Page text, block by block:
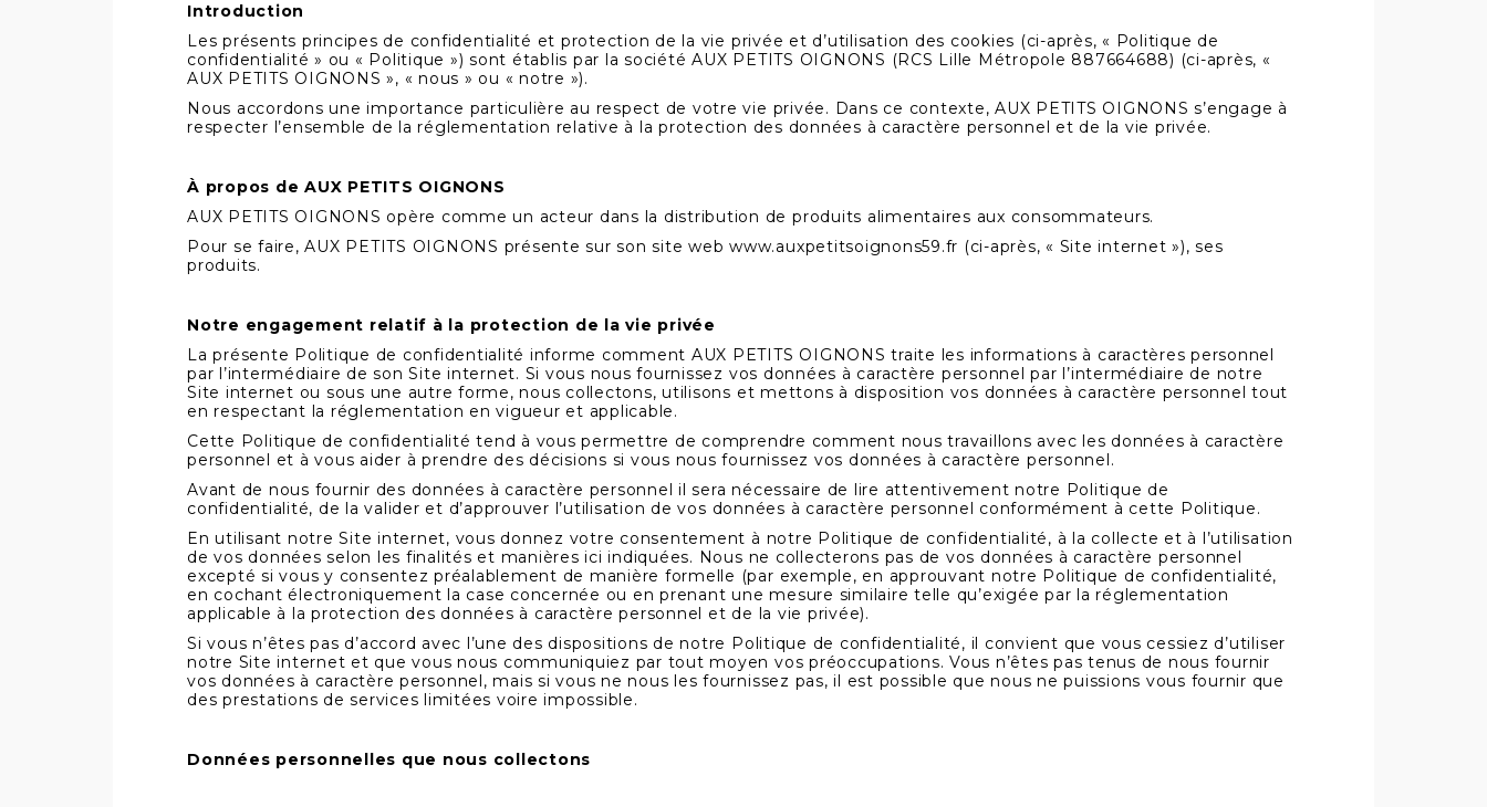
Introduction
Les présents principes de confidentialité et protection de la vie privée et d’utilisation des cookies (ci-après, « Politique de
confidentialité » ou « Politique ») sont établis par la société AUX PETITS OIGNONS (RCS Lille Métropole 887664688) (ci-après, «
AUX PETITS OIGNONS », « nous » ou « notre »).
Nous accordons une importance particulière au respect de votre vie privée. Dans ce contexte, AUX PETITS OIGNONS s’engage à
respecter l’ensemble de la réglementation relative à la protection des données à caractère personnel et de la vie privée.
À propos de AUX PETITS OIGNONS
AUX PETITS OIGNONS opère comme un acteur dans la distribution de produits alimentaires aux consommateurs.
Pour se faire, AUX PETITS OIGNONS présente sur son site webwww.auxpetitsoignons59.fr (ci-après, « Site internet »), ses
produits.
Notre engagement relatif à la protection de la vie privée
La présente Politique de confidentialité informe comment AUX PETITS OIGNONS traite les informations à caractères personnel
par l’intermédiaire de son Site internet. Si vous nous fournissez vos données à caractère personnel par l’intermédiaire de notre
Site internet ou sous une autre forme, nous collectons, utilisons et mettons à disposition vos données à caractère personnel tout
en respectant la réglementation en vigueur et applicable.
Cette Politique de confidentialité tend à vous permettre de comprendre comment nous travaillons avec les données à caractère
personnel et à vous aider à prendre des décisions si vous nous fournissez vos données à caractère personnel.
Avant de nous fournir des données à caractère personnel il sera nécessaire de lire attentivement notre Politique de
confidentialité, de la valider et d’approuver l’utilisation de vos données à caractère personnel conformément à cette Politique.
En utilisant notre Site internet, vous donnez votre consentement à notre Politique de confidentialité, à la collecte et à l’utilisation
de vos données selon les finalités et manières ici indiquées. Nous ne collecterons pas de vos données à caractère personnel
excepté si vous y consentez préalablement de manière formelle (par exemple, en approuvant notre Politique de confidentialité,
en cochant électroniquement la case concernée ou en prenant une mesure similaire telle qu’exigée par la réglementation
applicable à la protection des données à caractère personnel et de la vie privée).
Si vous n’êtes pas d’accord avec l’une des dispositions de notre Politique de confidentialité, il convient que vous cessiez d’utiliser
notre Site internet et que vous nous communiquiez par tout moyen vos préoccupations. Vous n’êtes pas tenus de nous fournir
vos données à caractère personnel, mais si vous ne nous les fournissez pas, il est possible que nous ne puissions vous fournir que
des prestations de services limitées voire impossible.
Données personnelles que nous collectons